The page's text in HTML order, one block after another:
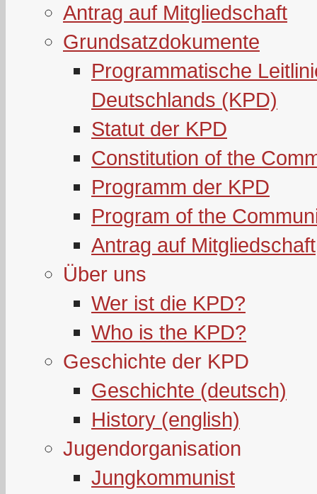
Antrag auf Mitgliedschaft
Grundsatzdokumente
Programmatische
Deutschlands (KPD)
Statut der KPD
Constitution of the
Programm der KPD
Program of the
Antrag auf Mitgliedschaft
Über uns
Wer ist die KPD?
Who is the KPD?
Geschichte der KPD
Geschichte (deutsch)
History (english)
Jugendorganisation
Jungkommunist